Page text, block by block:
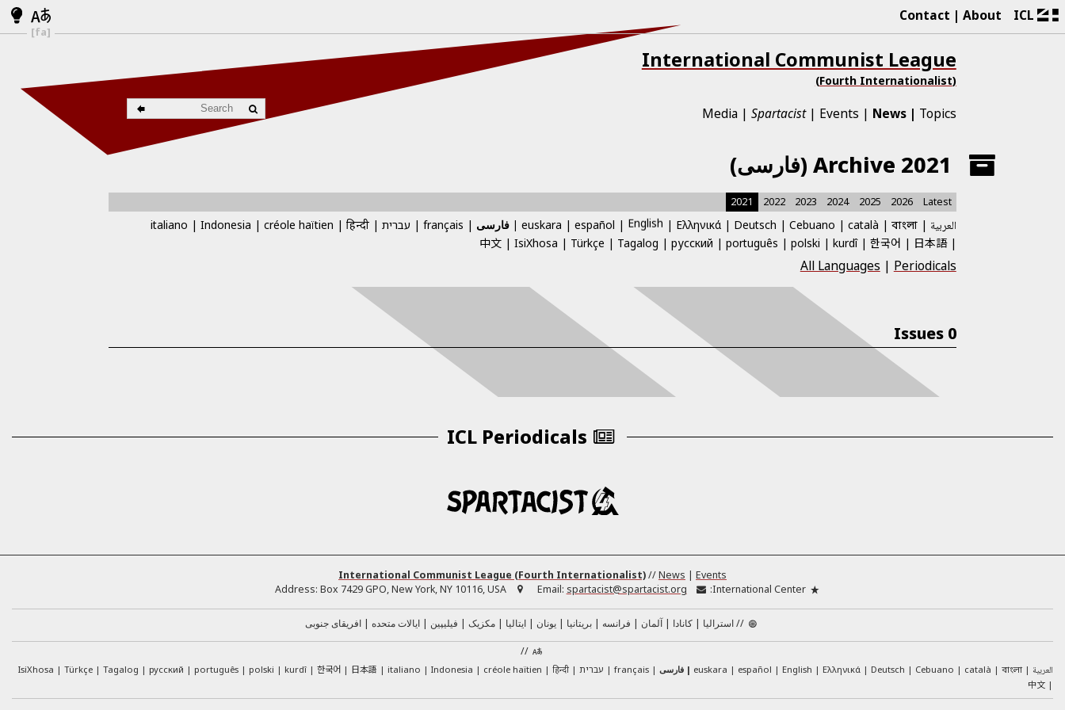
ICL
About
Contact
[fa]
International Communist League
(Fourth Internationalist)
Topics
News
Events
Spartacist
Media
2021 Archive (فارسی)
Latest
2026
2025
2024
2023
2022
2021
العربية বাংলা
català
Cebuano
Deutsch
Ελληνικά
English
español
euskara فارسی français עברית हिन्दी
créole haïtien
Indonesia
italiano
日本語
한국어
kurdî
polski
português
русский
Tagalog
Türkçe
IsiXhosa
中文
All Languages | Periodicals
0 Issues
International Communist League (Fourth Internationalist)//News | Events
Email: spartacist@spartacist.org
Address: Box 7429 GPO, New York, NY 10116, USA
//استرالیا کانادا آلمان فرانسه بریتانیا یونان ایتالیا مکزیک فیلیپین ایالات متحده افریقای جنوبی
//
العربية বাংলা
català
Cebuano
Deutsch
Ελληνικά
English
español
euskara فارسی français עברית हिन्दी
créole haïtien
Indonesia
italiano
日本語
한국어
kurdî
polski
português
русский
Tagalog
Türkçe
IsiXhosa
中文